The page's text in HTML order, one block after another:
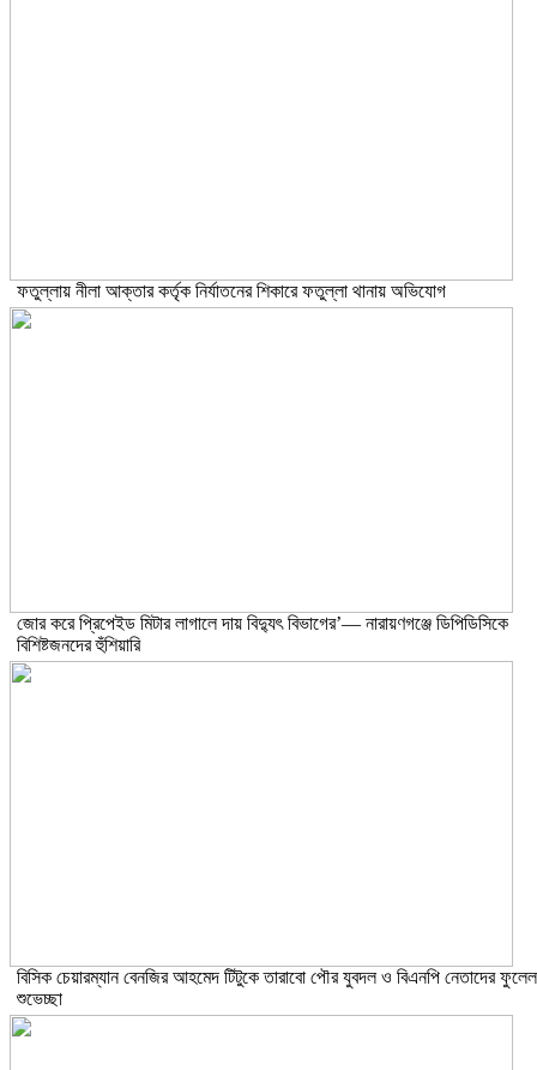
ফতুল্লায় নীলা আক্তার কর্তৃক নির্যাতনের শিকারে ফতুল্লা থানায় অভিযোগ
জোর করে প্রিপেইড মিটার লাগালে দায় বিদ্যুৎ বিভাগের’— নারায়ণগঞ্জে ডিপিডিসিকে
বিশিষ্টজনদের হুঁশিয়ারি
বিসিক চেয়ারম্যান বেনজির আহমেদ টিটুকে তারাবো পৌর যুবদল ও বিএনপি নেতাদের ফুলেল
শুভেচ্ছা